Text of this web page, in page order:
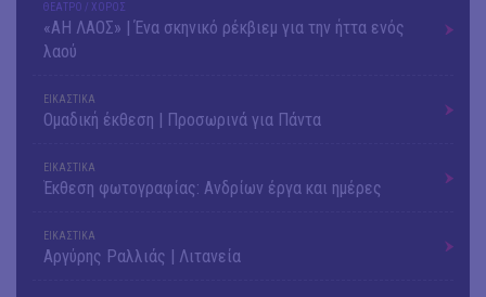
ΘΕΑΤΡΟ / ΧΟΡΟΣ
«ΑΗ ΛΑΟΣ» | Ένα σκηνικό ρέκβιεμ για την ήττα ενός
λαού
ΕΙΚΑΣΤΙΚΑ
Ομαδική έκθεση | Προσωρινά για Πάντα
ΕΙΚΑΣΤΙΚΑ
Έκθεση φωτογραφίας: Ανδρίων έργα και ημέρες
ΕΙΚΑΣΤΙΚΑ
Αργύρης Ραλλιάς | Λιτανεία